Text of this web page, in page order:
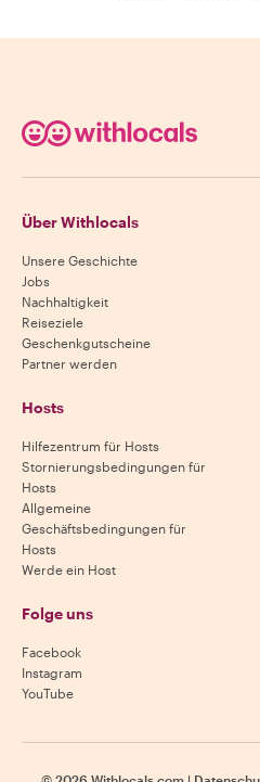
Über Withlocals
Unsere Geschichte
Jobs
Nachhaltigkeit
Reiseziele
Geschenkgutscheine
Partner werden
Hosts
Hilfezentrum für Hosts
Stornierungsbedingungen für
Hosts
Allgemeine
Geschäftsbedingungen für
Hosts
Werde ein Host
Folge uns
Facebook
Instagram
YouTube